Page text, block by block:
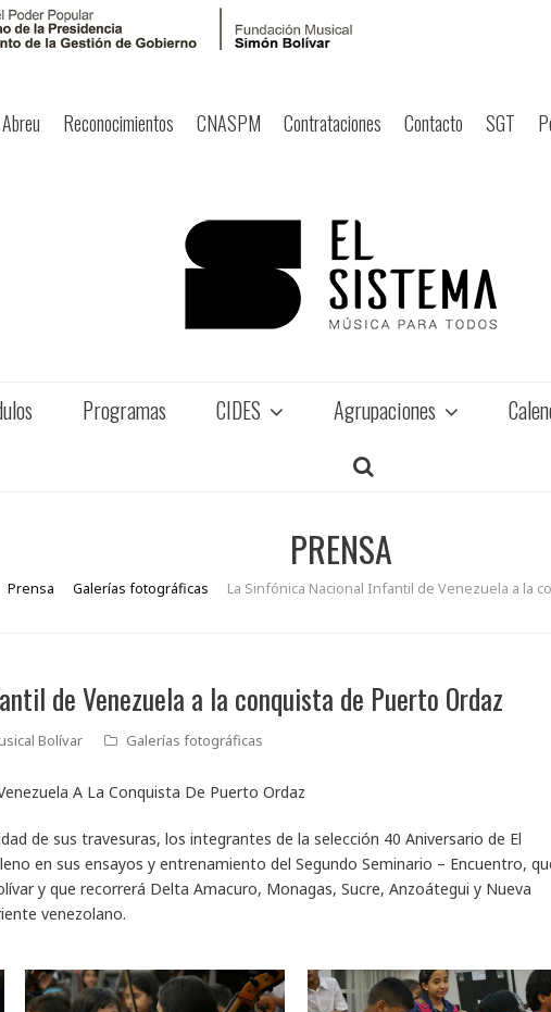
Reconocimientos CNASPM Contrataciones Contacto SGT
Programas CIDES Agrupaciones
PRENSA
Prensa Galerías fotográficas La Sinfónica Nacional Infantil de Venezuela a la
de Venezuela a la conquista de Puerto Ordaz
Bolívar Galerías fotográficas
de sus travesuras, los integrantes de la selección 40 Aniversario de El
en sus ensayos y entrenamiento del Segundo Seminario – Encuentro,
y que recorrerá Delta Amacuro, Monagas, Sucre, Anzoátegui y Nueva
venezolano.